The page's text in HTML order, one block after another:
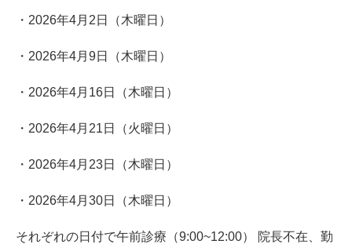
・2026年4月2日（木曜日）
・2026年4月9日（木曜日）
・2026年4月16日（木曜日）
・2026年4月21日（火曜日）
・2026年4月23日（木曜日）
・2026年4月30日（木曜日）
それぞれの日付で午前診療（9:00~12:00） 院長不在、勤